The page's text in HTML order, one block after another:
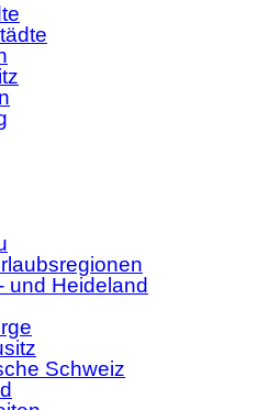
und Heideland
Schweiz